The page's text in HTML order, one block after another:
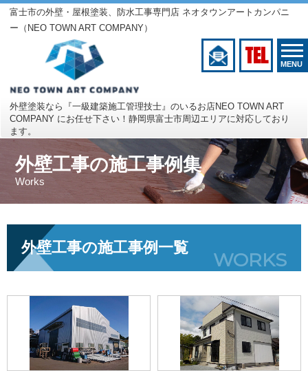
富士市の外壁・屋根塗装、防水工事専門店 ネオタウンアートカンパニ
ー（NEO TOWN ART COMPANY）
外壁塗装なら『一級建築施工管理技士』のいるお店NEO TOWN ART
COMPANY にお任せ下さい！静岡県富士市周辺エリアに対応しており
ます。
TEL MENU
外壁工事の施工事例集
Works
外壁工事の施工事例一覧
WORKS